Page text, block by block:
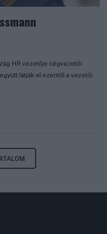
HR vezetője cégvezetői
látják el ezentől a vezetői